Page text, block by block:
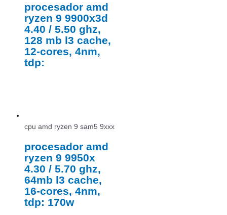
procesador amd
ryzen 9 9900x3d
4.40 / 5.50 ghz,
128 mb l3 cache,
12-cores, 4nm,
tdp:
cpu amd ryzen 9 sam5 9xxx
procesador amd
ryzen 9 9950x
4.30 / 5.70 ghz,
64mb l3 cache,
16-cores, 4nm,
tdp: 170w